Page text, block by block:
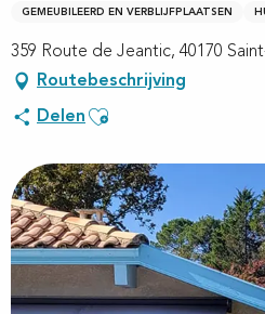
GEMEUBILEERD EN VERBLIJFPLAATSEN
359 Route de Jeantic, 40170
Routebeschrijving
Delen Ajouter aux favoris